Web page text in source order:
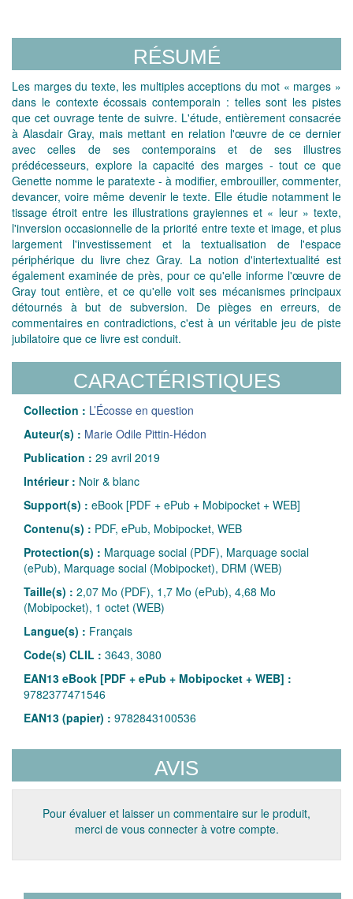
RÉSUMÉ
Les marges du texte, les multiples acceptions du mot « marges »
dans le contexte écossais contemporain : telles sont les pistes
que cet ouvrage tente de suivre. L'étude, entièrement consacrée
à Alasdair Gray, mais mettant en relation l'œuvre de ce dernier
avec celles de ses contemporains et de ses illustres
prédécesseurs, explore la capacité des marges - tout ce que
Genette nomme le paratexte - à modifier, embrouiller, commenter,
devancer, voire même devenir le texte. Elle étudie notamment le
tissage étroit entre les illustrations grayiennes et « leur » texte,
l'inversion occasionnelle de la priorité entre texte et image, et plus
largement l'investissement et la textualisation de l'espace
périphérique du livre chez Gray. La notion d'intertextualité est
également examinée de près, pour ce qu'elle informe l'œuvre de
Gray tout entière, et ce qu'elle voit ses mécanismes principaux
détournés à but de subversion. De pièges en erreurs, de
commentaires en contradictions, c'est à un véritable jeu de piste
jubilatoire que ce livre est conduit.
CARACTÉRISTIQUES
Collection : L’Écosse en question
Auteur(s) : Marie Odile Pittin-Hédon
Publication : 29 avril 2019
Intérieur : Noir & blanc
Support(s) : eBook [PDF + ePub + Mobipocket + WEB]
Contenu(s) : PDF, ePub, Mobipocket, WEB
Protection(s) : Marquage social (PDF), Marquage social
(ePub), Marquage social (Mobipocket), DRM (WEB)
Taille(s) : 2,07 Mo (PDF), 1,7 Mo (ePub), 4,68 Mo
(Mobipocket), 1 octet (WEB)
Langue(s) : Français
Code(s) CLIL : 3643, 3080
EAN13 eBook [PDF + ePub + Mobipocket + WEB] :
9782377471546
EAN13 (papier) : 9782843100536
AVIS
Pour évaluer et laisser un commentaire sur le produit,
merci de vous connecter à votre compte.